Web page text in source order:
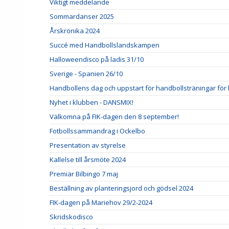
Viktigt meddelande
Sommardanser 2025
Årskrönika 2024
Succé med Handbollslandskampen
Halloweendisco på ladis 31/10
Sverige - Spanien 26/10
Handbollens dag och uppstart för handbollsträningar för
Nyhet i klubben - DANSMIX!
Välkomna på FIK-dagen den 8 september!
Fotbollssammandrag i Ockelbo
Presentation av styrelse
Kallelse till årsmöte 2024
Premiär Bilbingo 7 maj
Beställning av planteringsjord och gödsel 2024
FIK-dagen på Mariehov 29/2-2024
Skridskodisco